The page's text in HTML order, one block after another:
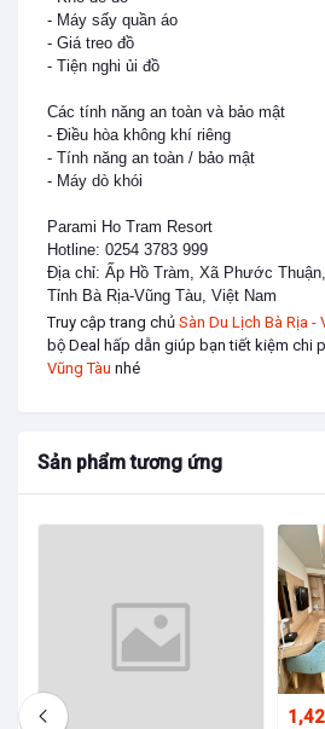
- Máy sấy quần áo
- Giá treo đồ
- Tiện nghi ủi đồ
Các tính năng an toàn và bảo mật
- Điều hòa không khí riêng
- Tính năng an toàn / bảo mật
- Máy dò khói
Parami Ho Tram Resort
Hotline: 0254 3783 999
Địa chỉ: Ấp Hồ Tràm, Xã Phước
Tỉnh Bà Rịa-Vũng Tàu, Việt Nam
Truy cập trang chủ Sàn Du Lịch Bà Rịa -
bộ Deal hấp dẫn giúp bạn tiết kiệm chi
Vũng Tàu nhé
Sản phẩm tương ứng